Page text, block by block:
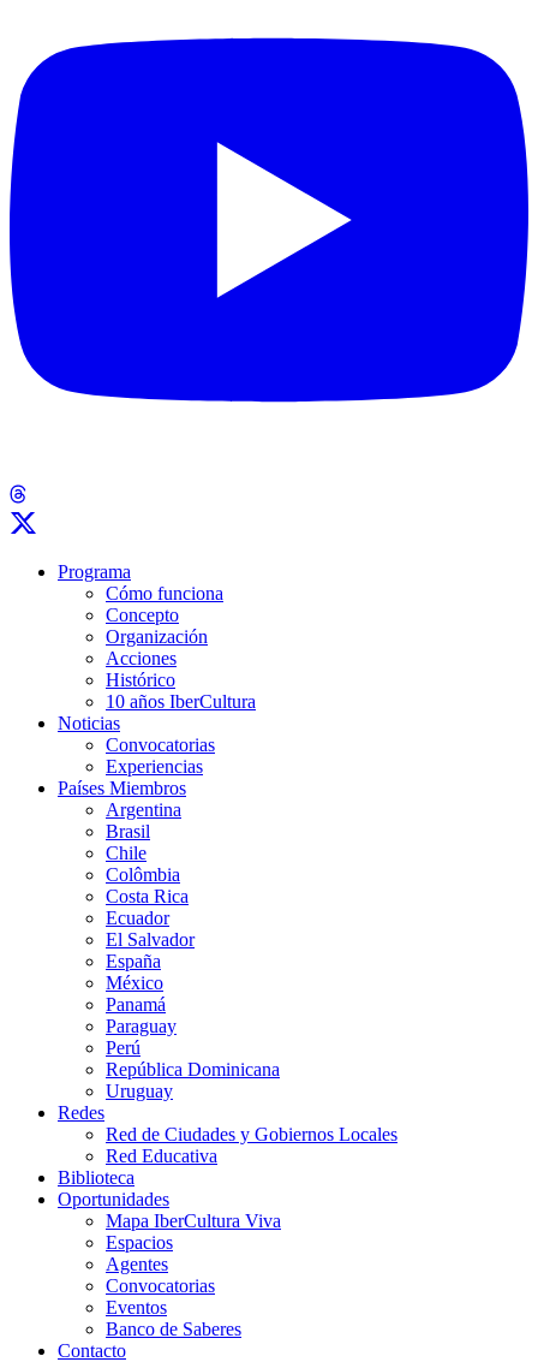
Programa
Cómo funciona
Concepto
Organización
Acciones
Histórico
10 años IberCultura
Noticias
Convocatorias
Experiencias
Países Miembros
Argentina
Brasil
Chile
Colômbia
Costa Rica
Ecuador
El Salvador
España
México
Panamá
Paraguay
Perú
República Dominicana
Uruguay
Redes
Red de Ciudades y Gobiernos Locales
Red Educativa
Biblioteca
Oportunidades
Mapa IberCultura Viva
Espacios
Agentes
Convocatorias
Eventos
Banco de Saberes
Contacto